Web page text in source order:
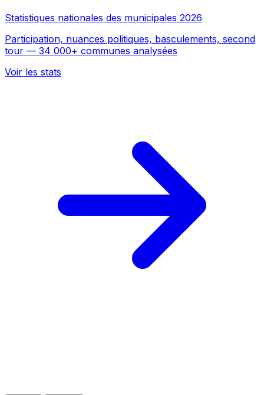
Statistiques nationales des municipales 2026
Participation, nuances politiques, basculements, second
tour — 34 000+ communes analysées
Voir les stats